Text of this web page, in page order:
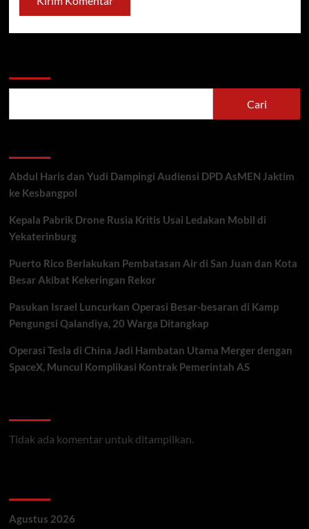
Cari
Abdul Haris dan Yudi Dampingi Audiensi DPD AsMEN Jaktim
ke Kesbangpol
Kepala Pabrik Drone Rusia Kritis Usai Ledakan Mobil di
Yekaterinburg
Puerto Rico Berlakukan Pembatasan Air di San Juan dan Kota
Besar Akibat Kekeringan Rekor
Pasukan Israel Luncurkan Operasi Besar-besaran di Kamp
Pengungsi Qalandiya, 20 Warga Ditangkap
Operasi Tesla di China Jadi Hambatan Utama Merger dengan
SpaceX, Muncul Komplikasi Kontrak Pemerintah AS
Tidak ada komentar untuk ditampilkan.
Agustus 2026